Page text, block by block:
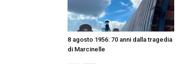
8 agosto 1956: 70 anni dalla tragedia
di Marcinelle